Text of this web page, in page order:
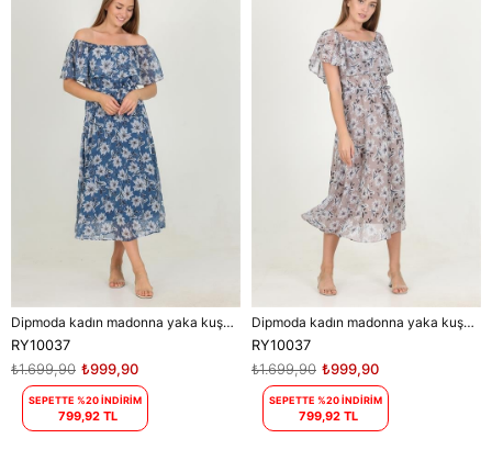
Dipmoda kadın madonna yaka kuşaklı desenli şifon elbise RY10037
RY10037
₺999,90
₺1.699,90
SEPETTE %20 İNDİRİM
799,92 TL
Dipmoda kadın madonna yaka kuşaklı desenli şifon elbise RY10037
RY10037
₺999,90
₺1.699,90
SEPETTE %20 İNDİRİM
799,92 TL